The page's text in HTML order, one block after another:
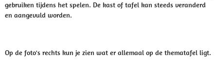
gebruiken tijdens het spelen. De kast of tafel kan steeds veranderd
en aangevuld worden.
Op de foto's rechts kun je zien wat er allemaal op de thematafel ligt.